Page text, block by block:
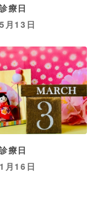
療日
月13日
療日
月16日